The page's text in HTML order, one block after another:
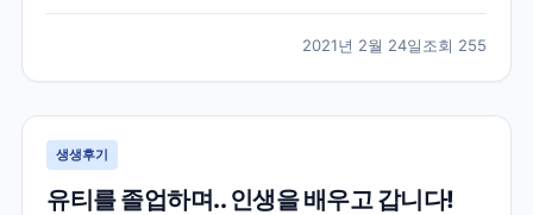
요. 캐나다에 있는 여러 학교들과 학과들중에 저에게 맞
는 학교를 추천해주시고 그후로 필요한게 무엇인지 언제
까...
2021년 2월 24일조회 255
생생후기
유티를 졸업하며.. 인생을 배우고 갑니다!